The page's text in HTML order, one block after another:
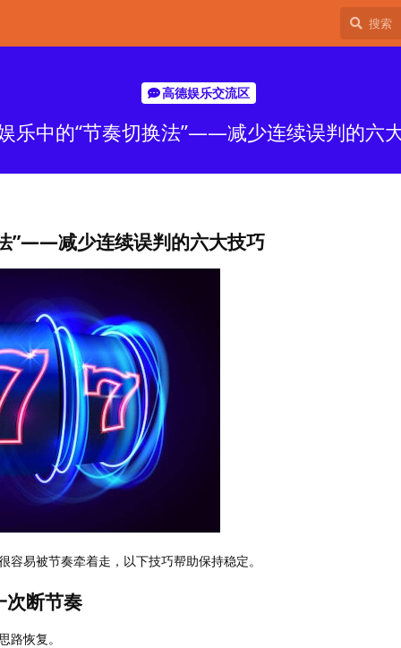
高德娱乐交流区
乐中的“节奏切换法”——减少连续误判的六
”——减少连续误判的六大技巧
易被节奏牵着走，以下技巧帮助保持稳定。
次断节奏
路恢复。